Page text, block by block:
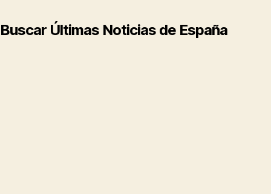
Buscar Últimas Noticias de España